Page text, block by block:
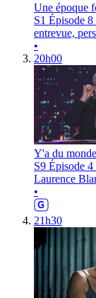
Une époque
S1 Épisode
entrevue,
•
20h00
Y'a du
S9 Épisode
Laurence
•
21h30